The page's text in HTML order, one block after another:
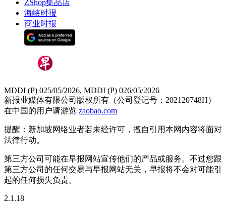
ZShop集品店
海峡时报
商业时报
MDDI (P) 025/05/2026, MDDI (P) 026/05/2026
新报业媒体有限公司版权所有（公司登记号：202120748H）
在中国的用户请游览 zaobao.com
提醒：新加坡网络业者若未经许可，擅自引用本网内容将面对
法律行动。
第三方公司可能在早报网站宣传他们的产品或服务。不过您跟
第三方公司的任何交易与早报网站无关，早报将不会对可能引
起的任何损失负责。
2.1.18